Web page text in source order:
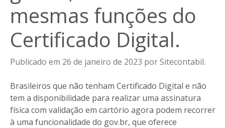
mesmas funções do
Certificado Digital.
Publicado em 26 de janeiro de 2023 por Sitecontabil.
Brasileiros que não tenham Certificado Digital e não
tem a disponibilidade para realizar uma assinatura
física com validação em cartório agora podem recorrer
à uma funcionalidade do gov.br, que oferece